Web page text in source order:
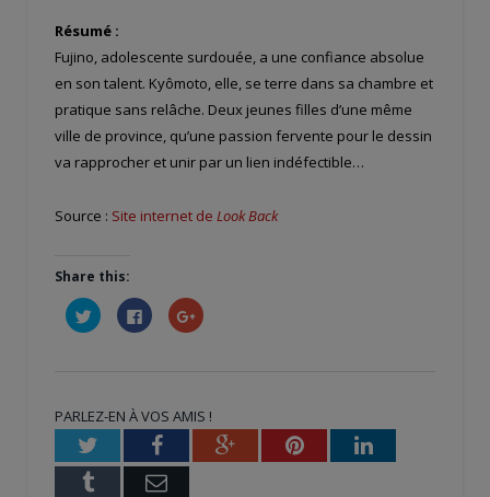
Résumé :
Fujino, adolescente surdouée, a une confiance absolue
en son talent. Kyômoto, elle, se terre dans sa chambre et
pratique sans relâche. Deux jeunes filles d’une même
ville de province, qu’une passion fervente pour le dessin
va rapprocher et unir par un lien indéfectible…
Source : Site internet de Look Back
Share this:
Cliquez
pour
partager
fenêtre)
Cliquez
pour
partager
fenêtre)
Cliquez
pour
nouvelle
fenêtre)
PARLEZ-EN À VOS AMIS !
TwitterFacebookGoogle+PinterestLinkedIn
Tumblr Email